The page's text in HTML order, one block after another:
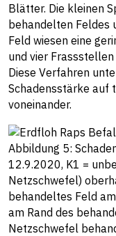
Blätter. Die kleinen
behandelten Feldes
Feld wiesen eine
und vier
Diese Verfahren
Schadensstärke auf
voneinander.
Abbildung 5:
12.9.2020, K1 =
Netzschwefel)
behandeltes Feld
am Rand des
Netzschwefel